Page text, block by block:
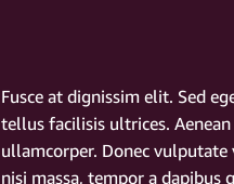
Fusce at dignissim elit. Sed
tellus facilisis ultrices.
ullamcorper. Donec
nisi massa, tempor a dapibus